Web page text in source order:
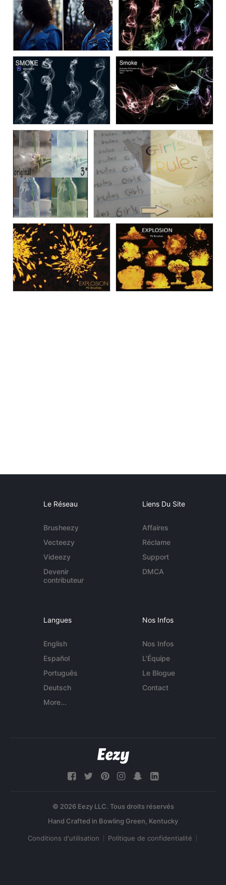
Le Réseau
Brusheezy
Vecteezy
Videezy
Devenir
contributeur
Liens Du Site
Affaires
Réclame
Support
DMCA
Langues
English
Español
Português
Deutsch
More...
Nos Infos
Nos Infos
L'Équipe
Le Blogue
Contact
© 2026 Eezy LLC. Tous droits réservés
Conditions d'utilisation Politique de confidentialité